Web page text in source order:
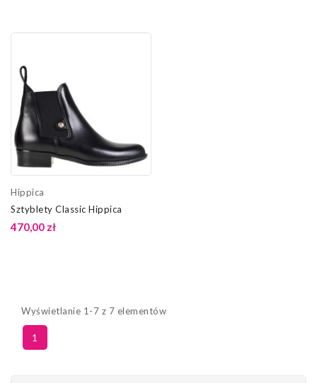
Hippica
Sztyblety Classic Hippica
470,00 zł
Wyświetlanie 1-7 z 7 elementów
1